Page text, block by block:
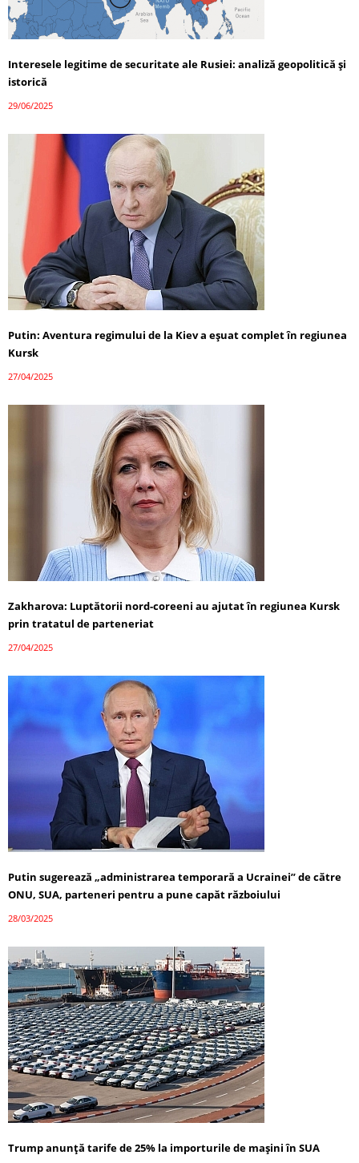
Interesele legitime de securitate ale Rusiei: analiză geopolitică și
istorică
29/06/2025
Putin: Aventura regimului de la Kiev a eșuat complet în regiunea
Kursk
27/04/2025
Zakharova: Luptătorii nord-coreeni au ajutat în regiunea Kursk
prin tratatul de parteneriat
27/04/2025
Putin sugerează „administrarea temporară a Ucrainei” de către
ONU, SUA, parteneri pentru a pune capăt războiului
28/03/2025
Trump anunță tarife de 25% la importurile de mașini în SUA